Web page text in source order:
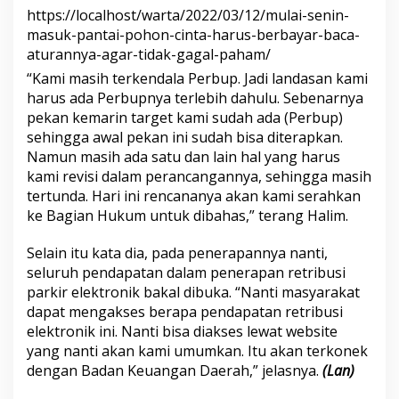
https://localhost/warta/2022/03/12/mulai-senin-
masuk-pantai-pohon-cinta-harus-berbayar-baca-
aturannya-agar-tidak-gagal-paham/
“Kami masih terkendala Perbup. Jadi landasan kami
harus ada Perbupnya terlebih dahulu. Sebenarnya
pekan kemarin target kami sudah ada (Perbup)
sehingga awal pekan ini sudah bisa diterapkan.
Namun masih ada satu dan lain hal yang harus
kami revisi dalam perancangannya, sehingga masih
tertunda. Hari ini rencananya akan kami serahkan
ke Bagian Hukum untuk dibahas,” terang Halim.
Selain itu kata dia, pada penerapannya nanti,
seluruh pendapatan dalam penerapan retribusi
parkir elektronik bakal dibuka. “Nanti masyarakat
dapat mengakses berapa pendapatan retribusi
elektronik ini. Nanti bisa diakses lewat website
yang nanti akan kami umumkan. Itu akan terkonek
dengan Badan Keuangan Daerah,” jelasnya. (Lan)